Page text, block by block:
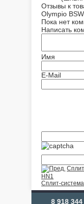
Отзывы к
Olympio
Пока нет
Написать
Имя
E-Mail
HN1
Сплит-
8 918